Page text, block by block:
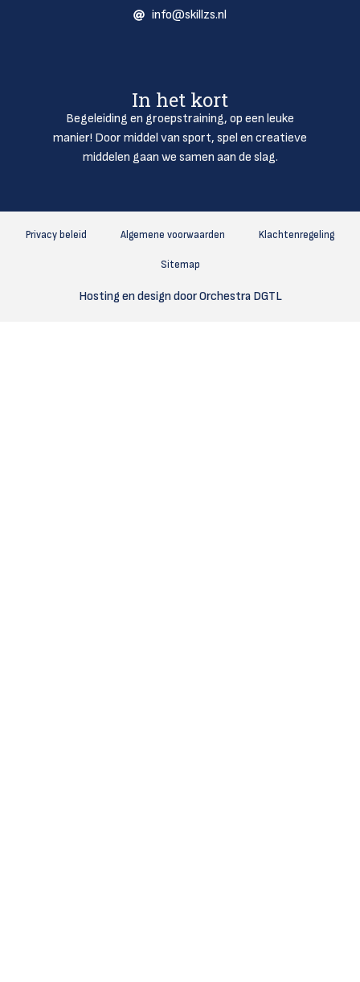
info@skillzs.nl
In het kort
Begeleiding en groepstraining, op een leuke
manier! Door middel van sport, spel en creatieve
middelen gaan we samen aan de slag.
Privacy beleid Algemene voorwaarden Klachtenregeling
Sitemap
Hosting en design door Orchestra DGTL